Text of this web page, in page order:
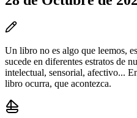
Un libro no es algo que leemos,
sucede en diferentes estratos de
intelectual, sensorial, afectivo...
libro ocurra, que acontezca.